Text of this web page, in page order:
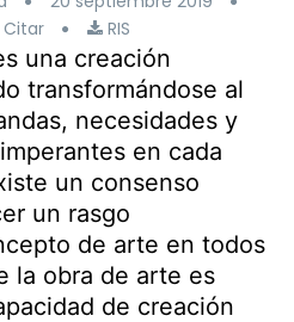
Citar RIS
una creación
transformándose al
necesidades y
en cada
un consenso
un rasgo
de arte en todos
la obra de arte es
de creación